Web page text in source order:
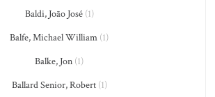
Baldi, João José(1)
Balfe, Michael William (1)
Balke, Jon (1)
Ballard Senior, Robert(1)